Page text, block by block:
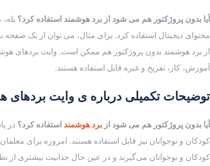
آیا بدون پروژکتور هم می شود از برد هوشمند استفاده کرد؟
محتوای دیجیتال استفاده کرد. برای مثال، می‌ توان از یک صفحه
از برد هوشمند بدون پروژکتور هم ممکن است. وایت بردهای
آموزش، کار، تفریح و غیره قابل استفاده هستند.
توضیحات تکمیلی درباره ی وایت بردهای
آیا بدون پروژکتور هم می شود از برد هوشمند استفاده کرد؟ در
کودکان و نوجوانان نیز قابل استفاده هستند. امروزه برای
کودکان و نوجوانان می‌گیرند و در عین حال جذابیت بیشتری از